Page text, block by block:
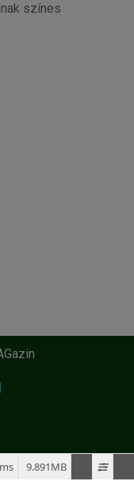
színes
9.891MB